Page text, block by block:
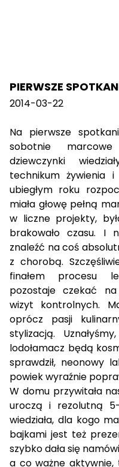
PIERWSZE
2014-03-22
Na pierwsze
sobotnie
dziewczynki
technikum żywienia i
ubiegłym roku
miała głowę pełną
w liczne projekty,
brakowało czasu. I
znaleźć na coś
z chorobą.
finałem procesu
pozostaje czekać
wizyt kontrolnych.
oprócz pasji
stylizacją.
lodołamacz będą
sprawdził, neonowy
powiek wyraźnie
W domu przywitała
uroczą i rezolutną
wiedziała, dla kogo
bajkami jest też
szybko dała się
a co ważne aktywnie,